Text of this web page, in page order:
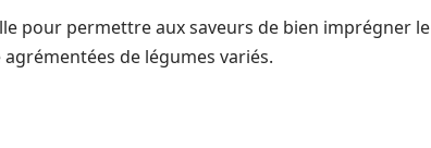
pour permettre aux saveurs de bien imprégner le
de légumes variés.